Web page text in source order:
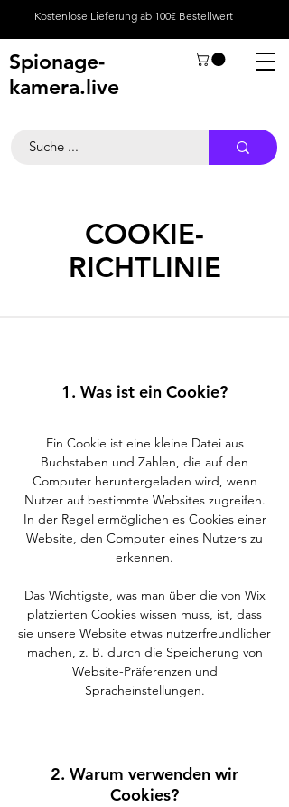
Kostenlose Lieferung ab 100€ Bestellwert
Spionage-
kamera.live
COOKIE-
RICHTLINIE
1. Was ist ein Cookie?
Ein Cookie ist eine kleine Datei aus
Buchstaben und Zahlen, die auf den
Computer heruntergeladen wird, wenn
Nutzer auf bestimmte Websites zugreifen.
In der Regel ermöglichen es Cookies einer
Website, den Computer eines Nutzers zu
erkennen.
Das Wichtigste, was man über die von Wix
platzierten Cookies wissen muss, ist, dass
sie unsere Website etwas nutzerfreundlicher
machen, z. B. durch die Speicherung von
Website-Präferenzen und
Spracheinstellungen.
2. Warum verwenden wir
Cookies?